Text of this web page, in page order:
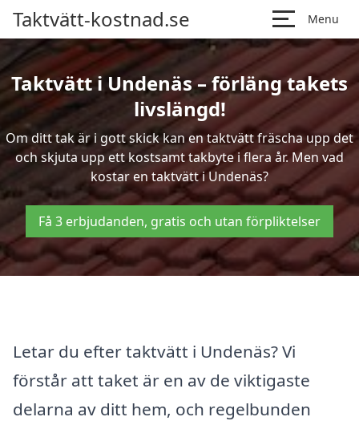
Taktvätt-kostnad.se Menu
Taktvätt i Undenäs – förläng takets
livslängd!
Om ditt tak är i gott skick kan en taktvätt fräscha upp det
och skjuta upp ett kostsamt takbyte i flera år. Men vad
kostar en taktvätt i Undenäs?
Få 3 erbjudanden, gratis och utan förpliktelser
Letar du efter taktvätt i Undenäs? Vi
förstår att taket är en av de viktigaste
delarna av ditt hem, och regelbunden